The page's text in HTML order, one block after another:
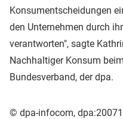
Konsumentscheidungen
den Unternehmen durch
verantworten", sagte
Nachhaltiger Konsum
Bundesverband, der dpa.
© dpa-infocom,